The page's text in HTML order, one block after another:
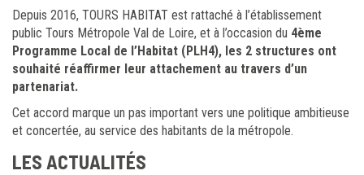
Depuis 2016, TOURS HABITAT est rattaché à l’établissement
public Tours Métropole Val de Loire, et à l’occasion du 4ème
Programme Local de l’Habitat (PLH4), les 2 structures ont
souhaité réaffirmer leur attachement au travers d’un
partenariat.
Cet accord marque un pas important vers une politique ambitieuse
et concertée, au service des habitants de la métropole.
LES ACTUALITÉS